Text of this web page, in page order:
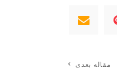
مقاله بعدی